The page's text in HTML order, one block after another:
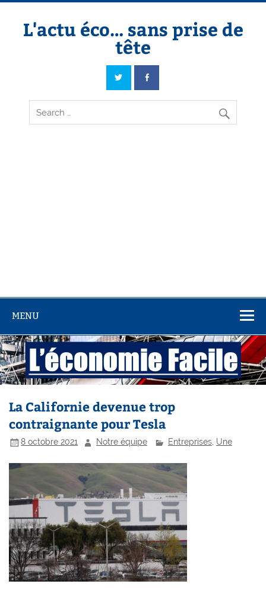
Skip
contentL'actu éco… sans prise de
tête
L'actu éco… sans prise de tête
MENU
La Californie devenue trop
contraignante pour Tesla
8 octobre 2021 Notre équipe Entreprises, Une